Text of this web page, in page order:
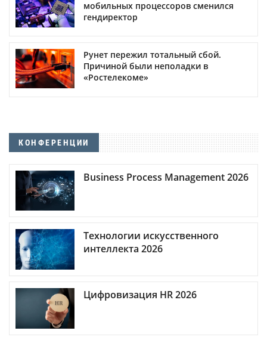
мобильных процессоров сменился
гендиректор
Рунет пережил тотальный сбой.
Причиной были неполадки в
«Ростелекоме»
КОНФЕРЕНЦИИ
Business Process Management 2026
Технологии искусственного
интеллекта 2026
Цифровизация HR 2026